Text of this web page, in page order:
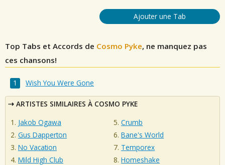
Ajouter une Tab
Top Tabs et Accords de Cosmo Pyke, ne manquez pas
ces chansons!
Wish You Were Gone
ARTISTES SIMILAIRES À COSMO PYKE
Jakob Ogawa
Gus Dapperton
No Vacation
Mild High Club
Crumb
Bane's World
Temporex
Homeshake